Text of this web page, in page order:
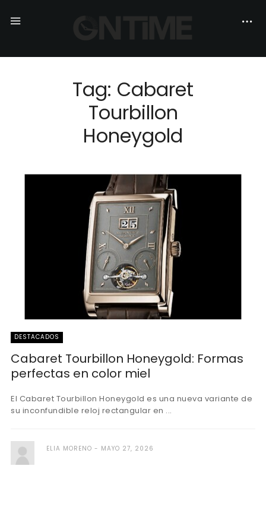
Tag: Cabaret
Tourbillon
Honeygold
DESTACADOS
Cabaret Tourbillon Honeygold: Formas
perfectas en color miel
El Cabaret Tourbillon Honeygold es una nueva variante de
su inconfundible reloj rectangular en ...
ELIA MORENO MAYO 27, 2026